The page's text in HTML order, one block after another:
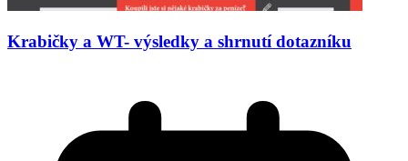
Krabičky a WT- výsledky a shrnutí dotazníku